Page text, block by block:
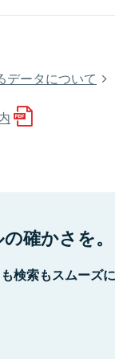
データについて
確かさを。
検索もスムーズ